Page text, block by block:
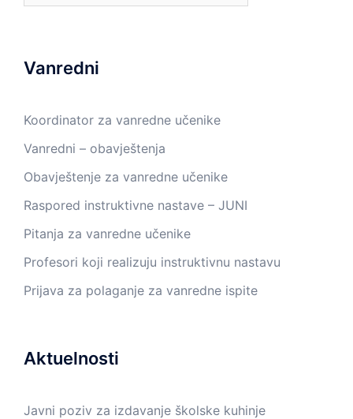
Vanredni
Koordinator za vanredne učenike
Vanredni – obavještenja
Obavještenje za vanredne učenike
Raspored instruktivne nastave – JUNI
Pitanja za vanredne učenike
Profesori koji realizuju instruktivnu nastavu
Prijava za polaganje za vanredne ispite
Aktuelnosti
Javni poziv za izdavanje školske kuhinje